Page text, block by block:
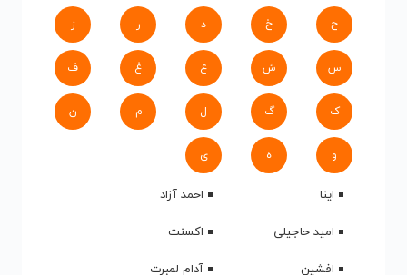
ح خ د ر ز
س ش ع غ ف
ک گ ل م ن
و ه ی
اینا
احمد آزاد
امید حاجیلی
اکسنت
افشین
آدام لمبرت